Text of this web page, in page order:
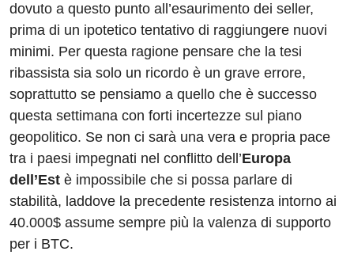
dovuto a questo punto all’esaurimento dei seller,
prima di un ipotetico tentativo di raggiungere nuovi
minimi. Per questa ragione pensare che la tesi
ribassista sia solo un ricordo è un grave errore,
soprattutto se pensiamo a quello che è successo
questa settimana con forti incertezze sul piano
geopolitico. Se non ci sarà una vera e propria pace
tra i paesi impegnati nel conflitto dell’Europa
dell’Est è impossibile che si possa parlare di
stabilità, laddove la precedente resistenza intorno ai
40.000$ assume sempre più la valenza di supporto
per i BTC.